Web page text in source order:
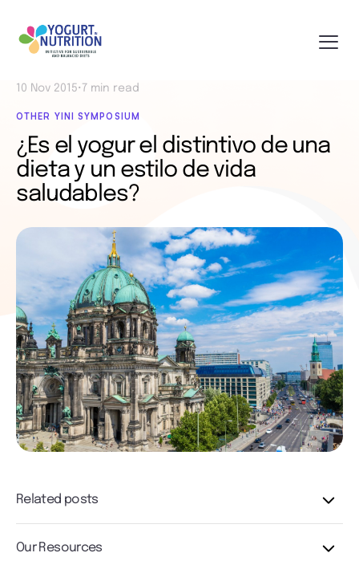
10 Nov 2015• 7 min read
OTHER YINI SYMPOSIUM
¿Es el yogur el distintivo de una
dieta y un estilo de vida
saludables?
Related posts
Our Resources